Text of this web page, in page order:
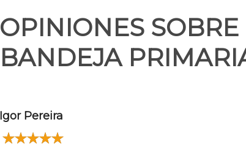
OPINIONES SOBRE
BANDEJA
Igor Pereira